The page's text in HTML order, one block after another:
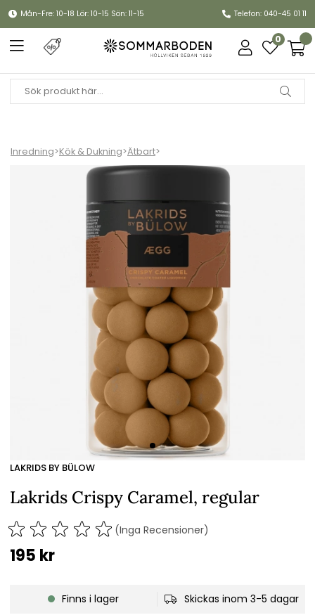
Mån-Fre: 10-18 Lör: 10-15 Sön: 11-15 Telefon: 040-45 01 11
0
Inredning>Kök & Dukning>Ätbart>
Lakrids Crispy Caramel, regular
LAKRIDS BY BÜLOW
Lakrids Crispy Caramel, regular
(Inga Recensioner)
195 kr
Finns i lager Skickas inom 3-5 dagar